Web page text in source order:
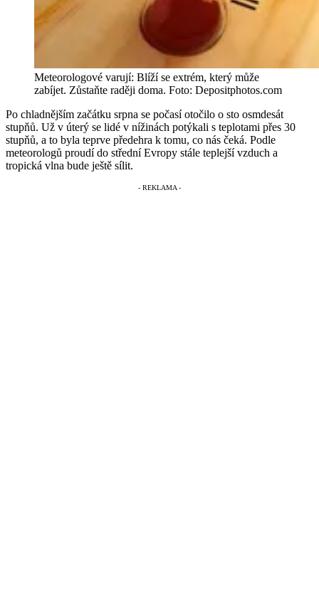
Meteorologové varují: Blíží se extrém, který může
zabíjet. Zůstaňte raději doma. Foto: Depositphotos.com
Po chladnějším začátku srpna se počasí otočilo o sto osmdesát
stupňů. Už v úterý se lidé v nížinách potýkali s teplotami přes 30
stupňů, a to byla teprve předehra k tomu, co nás čeká. Podle
meteorologů proudí do střední Evropy stále teplejší vzduch a
tropická vlna bude ještě sílit.